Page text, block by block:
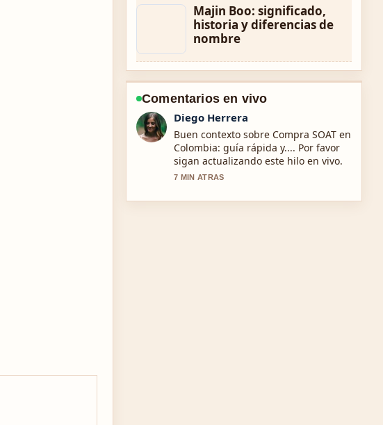
Majin Boo: significado,
historia y diferencias de
nombre
Comentarios en vivo
Valentina Rojas
La cobertura de Por qué los medios
colombianos ahora rastrean... se
siente solida y muy facil de seguir.
9 MIN ATRAS